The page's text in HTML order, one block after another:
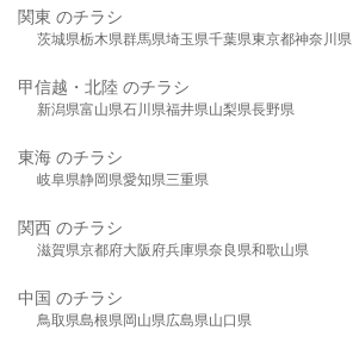
関東 のチラシ
茨城県栃木県群馬県埼玉県千葉県東京都神奈川県
甲信越・北陸 のチラシ
新潟県富山県石川県福井県山梨県長野県
東海 のチラシ
岐阜県静岡県愛知県三重県
関西 のチラシ
滋賀県京都府大阪府兵庫県奈良県和歌山県
中国 のチラシ
鳥取県島根県岡山県広島県山口県